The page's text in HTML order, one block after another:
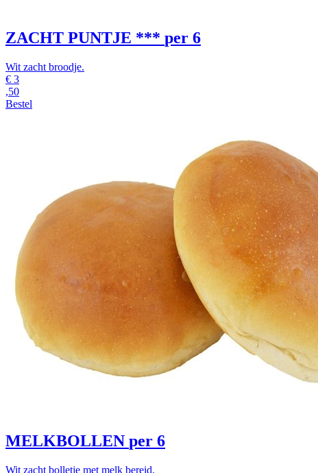
ZACHT PUNTJE *** per 6
Wit zacht broodje.
€ 3
,50
Bestel
MELKBOLLEN per 6
Wit zacht bolletje met melk bereid.